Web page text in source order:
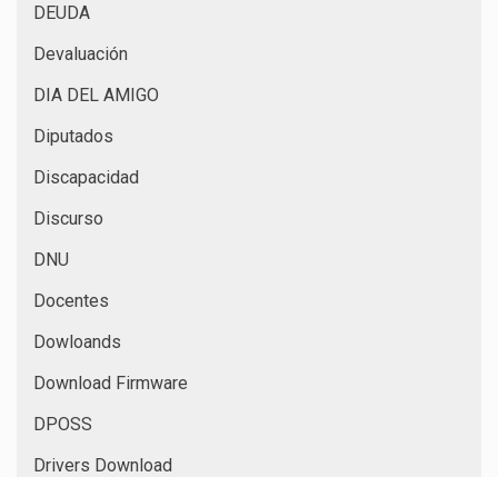
DEUDA
Devaluación
DIA DEL AMIGO
Diputados
Discapacidad
Discurso
DNU
Docentes
Dowloands
Download Firmware
DPOSS
Drivers Download